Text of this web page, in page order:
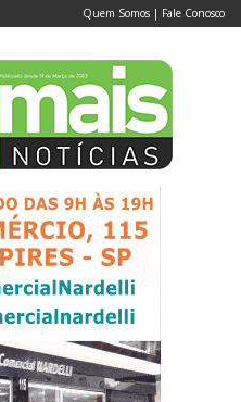
Quem Somos | Fale Conosco